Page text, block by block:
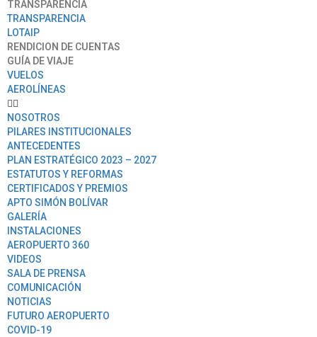
TRANSPARENCIA
TRANSPARENCIA
LOTAIP
RENDICION DE CUENTAS
GUÍA DE VIAJE
VUELOS
AEROLÍNEAS
NOSOTROS
PILARES INSTITUCIONALES
ANTECEDENTES
PLAN ESTRATÉGICO 2023 – 2027
ESTATUTOS Y REFORMAS
CERTIFICADOS Y PREMIOS
APTO SIMÓN BOLÍVAR
GALERÍA
INSTALACIONES
AEROPUERTO 360
VIDEOS
SALA DE PRENSA
COMUNICACIÓN
NOTICIAS
FUTURO AEROPUERTO
COVID-19